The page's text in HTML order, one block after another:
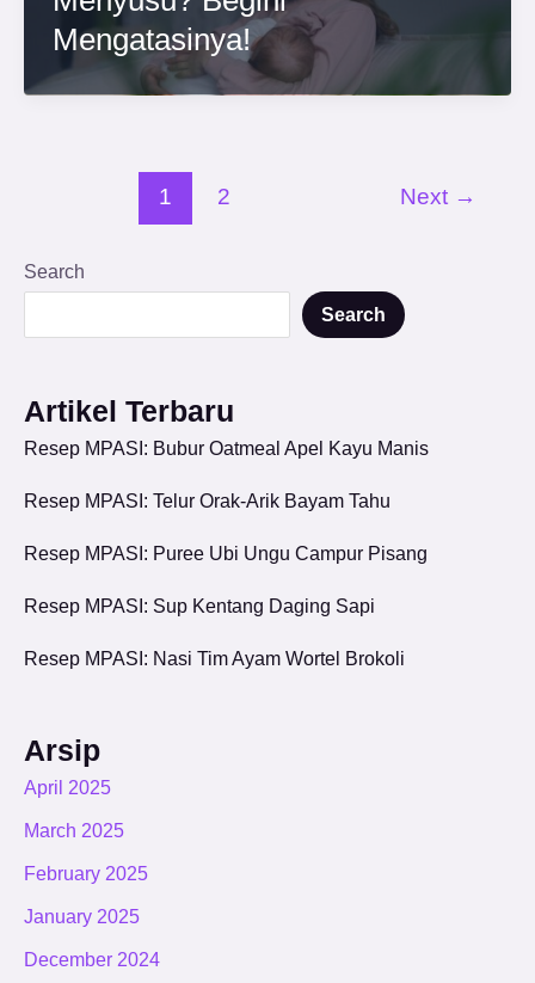
Mengatasinya!
1 2 Next →
Search
Search
Artikel Terbaru
Resep MPASI: Bubur Oatmeal Apel Kayu Manis
Resep MPASI: Telur Orak-Arik Bayam Tahu
Resep MPASI: Puree Ubi Ungu Campur Pisang
Resep MPASI: Sup Kentang Daging Sapi
Resep MPASI: Nasi Tim Ayam Wortel Brokoli
Arsip
April 2025
March 2025
February 2025
January 2025
December 2024